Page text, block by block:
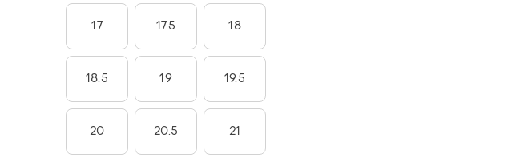
17 17.5 18
18.5 19 19.5
20 20.5 21